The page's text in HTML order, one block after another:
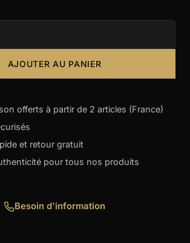
AJOUTER AU PANIER
offerts à partir de 2 articles (France)
et retour gratuit
pour tous nos produits
Besoin d'information